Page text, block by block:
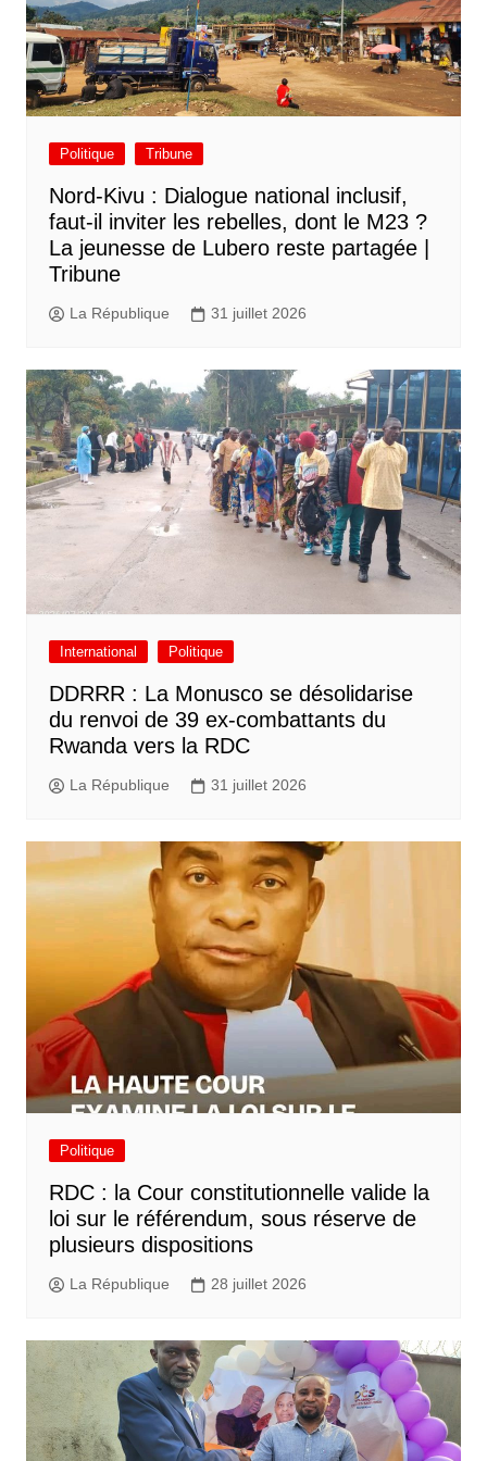
Politique Tribune
Nord-Kivu : Dialogue national inclusif,
faut-il inviter les rebelles, dont le M23 ?
La jeunesse de Lubero reste partagée |
Tribune
La République 31 juillet 2026
International Politique
DDRRR : La Monusco se désolidarise
du renvoi de 39 ex-combattants du
Rwanda vers la RDC
La République 31 juillet 2026
Politique
RDC : la Cour constitutionnelle valide la
loi sur le référendum, sous réserve de
plusieurs dispositions
La République 28 juillet 2026